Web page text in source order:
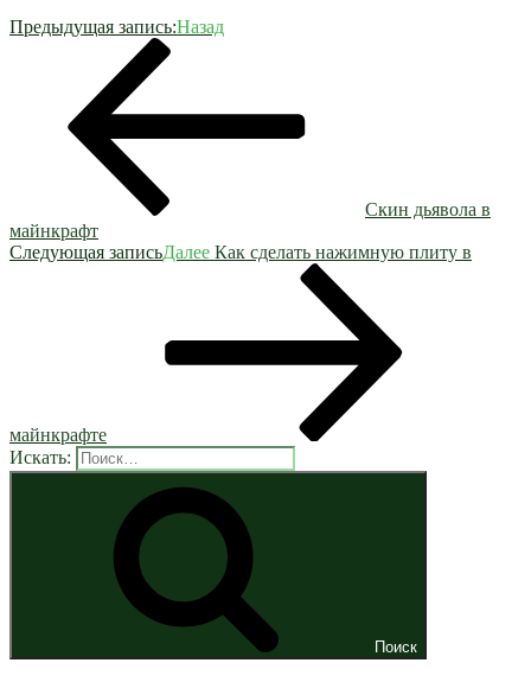
Предыдущая запись:Назад
Скин дьявола в
майнкрафт
Следующая записьДалее Как сделать нажимную плиту в
майнкрафте
Искать:
Поиск